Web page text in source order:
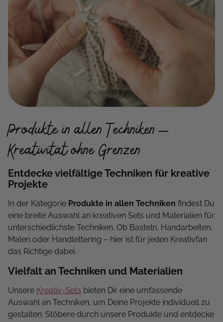
Produkte in allen Techniken –
Kreativität ohne Grenzen
Entdecke vielfältige Techniken für kreative
Projekte
In der Kategorie Produkte in allen Techniken findest Du
eine breite Auswahl an kreativen Sets und Materialien für
unterschiedlichste Techniken. Ob Basteln, Handarbeiten,
Malen oder Handlettering – hier ist für jeden Kreativfan
das Richtige dabei.
Vielfalt an Techniken und Materialien
Unsere Kreativ-Sets bieten Dir eine umfassende
Auswahl an Techniken, um Deine Projekte individuell zu
gestalten. Stöbere durch unsere Produkte und entdecke